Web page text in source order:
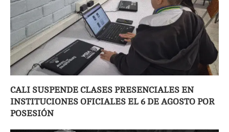
CALI SUSPENDE CLASES PRESENCIALES EN
INSTITUCIONES OFICIALES EL 6 DE AGOSTO POR
POSESIÓN